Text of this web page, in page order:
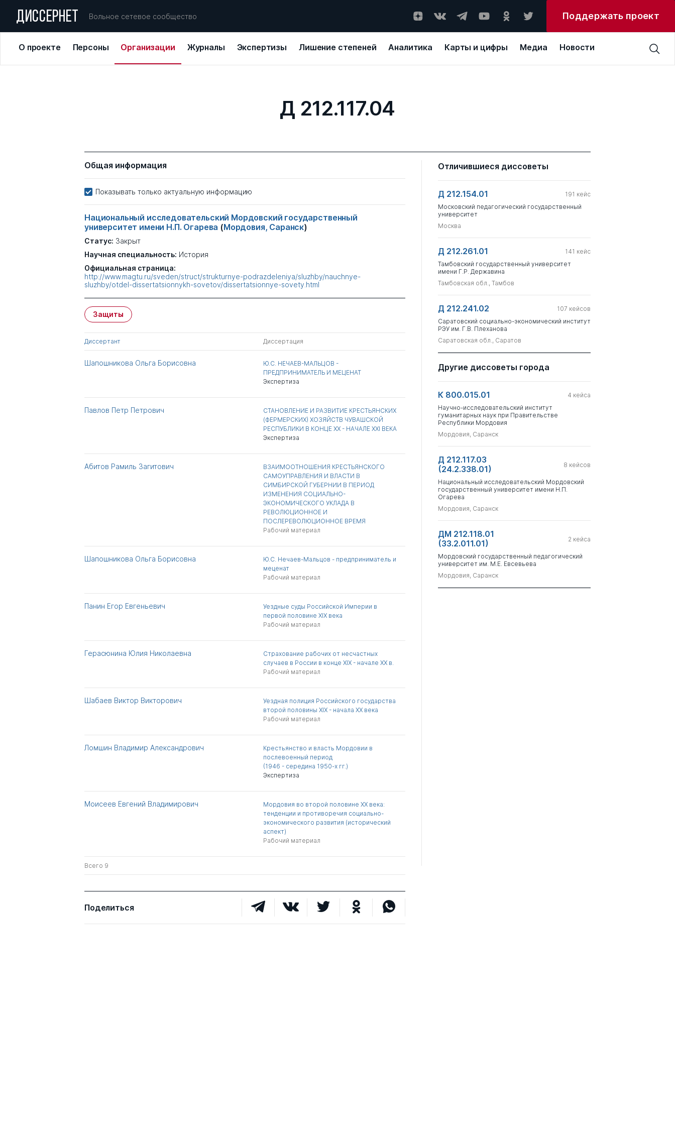
ДИССЕРНЕТ Вольное сетевое сообщество Поддержать проект
О проекте Персоны Организации Журналы Экспертизы Лишение степеней Аналитика Карты и цифры Медиа Новости
Д 212.117.04
Общая информация
Показывать только актуальную информацию
Национальный исследовательский Мордовский государственный
университет имени Н.П. Огарева (Мордовия, Саранск)
Статус: Закрыт
Научная специальность: История
Официальная страница:
http://www.magtu.ru/sveden/struct/strukturnye-podrazdeleniya/sluzhby/nauchnye-
sluzhby/otdel-dissertatsionnykh-sovetov/dissertatsionnye-sovety.html
Защиты
Диссертант Диссертация
Шапошникова Ольга Борисовна
Ю.С. НЕЧАЕВ-МАЛЬЦОВ -
ПРЕДПРИНИМАТЕЛЬ И МЕЦЕНАТ
Экспертиза
Павлов Петр Петрович
СТАНОВЛЕНИЕ И РАЗВИТИЕ КРЕСТЬЯНСКИХ
(ФЕРМЕРСКИХ) ХОЗЯЙСТВ ЧУВАШСКОЙ
РЕСПУБЛИКИ В КОНЦЕ XX - НАЧАЛЕ XXI ВЕКА
Экспертиза
Абитов Рамиль Загитович
ВЗАИМООТНОШЕНИЯ КРЕСТЬЯНСКОГО
САМОУПРАВЛЕНИЯ И ВЛАСТИ В
СИМБИРСКОЙ ГУБЕРНИИ В ПЕРИОД
ИЗМЕНЕНИЯ СОЦИАЛЬНО-
ЭКОНОМИЧЕСКОГО УКЛАДА В
РЕВОЛЮЦИОННОЕ И
ПОСЛЕРЕВОЛЮЦИОННОЕ ВРЕМЯ
Рабочий материал
Шапошникова Ольга Борисовна
Ю.С. Нечаев-Мальцов - предприниматель и
меценат
Рабочий материал
Панин Егор Евгеньевич
Уездные суды Российской Империи в
первой половине XIX века
Рабочий материал
Герасюнина Юлия Николаевна
Страхование рабочих от несчастных
случаев в России в конце XIX - начале XX в.
Рабочий материал
Шабаев Виктор Викторович
Уездная полиция Российского государства
второй половины XIX - начала XX века
Рабочий материал
Ломшин Владимир Александрович
Крестьянство и власть Мордовии в
послевоенный период
(1946 - середина 1950-х гг.)
Экспертиза
Моисеев Евгений Владимирович
Мордовия во второй половине XX века:
тенденции и противоречия социально-
экономического развития (исторический
аспект)
Рабочий материал
Всего 9
Поделиться
Отличившиеся диссоветы
Д 212.154.01 191 кейс
Московский педагогический государственный
университет
Москва
Д 212.261.01 141 кейс
Тамбовский государственный университет
имени Г.Р. Державина
Тамбовская обл., Тамбов
Д 212.241.02 107 кейсов
Саратовский социально-экономический институт
РЭУ им. Г.В. Плеханова
Саратовская обл., Саратов
Другие диссоветы города
К 800.015.01 4 кейса
Научно-исследовательский институт
гуманитарных наук при Правительстве
Республики Мордовия
Мордовия, Саранск
Д 212.117.03
(24.2.338.01)
8 кейсов
Национальный исследовательский Мордовский
государственный университет имени Н.П.
Огарева
Мордовия, Саранск
ДМ 212.118.01
(33.2.011.01)
2 кейса
Мордовский государственный педагогический
университет им. М.Е. Евсевьева
Мордовия, Саранск